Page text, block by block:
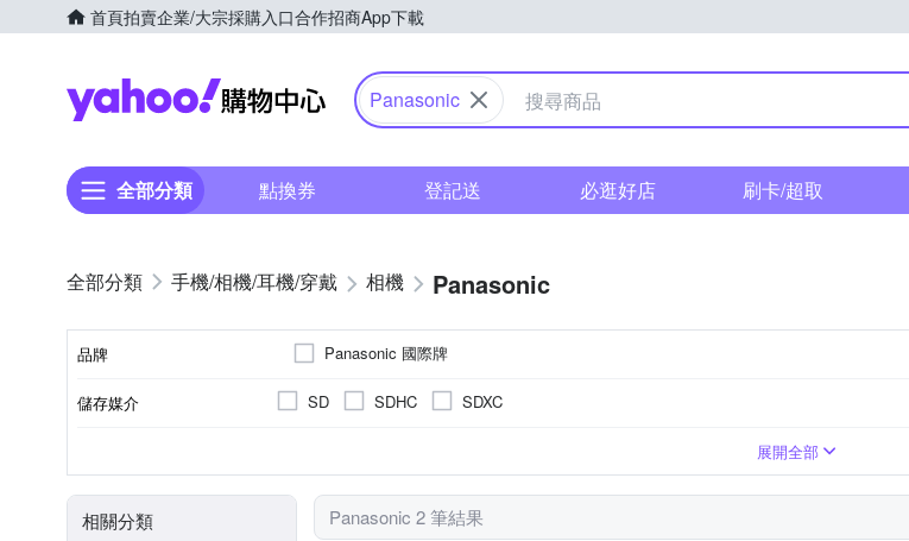
首頁拍賣企業/大宗採購入口合作招商App下載
Yahoo購物中心
Panasonic
全部分類 點換券 登記送 必逛好店 刷卡/超取
手機/相機/耳機/穿戴 相機 Panasonic
品牌 Panasonic 國際牌
儲存媒介 SD SDHC SDXC
展開全部
相關分類 Panasonic 2 筆結果